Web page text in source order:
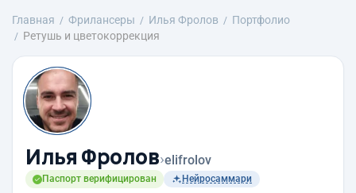
Главная Фрилансеры Илья Фролов
Портфолио
Ретушь и цветокоррекция
Илья Фролов›elifrolov
Паспорт верифицирован Нейросаммари